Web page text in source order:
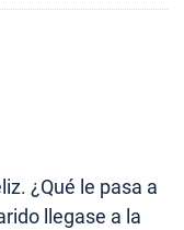
¿Qué le pasa a
llegase a la